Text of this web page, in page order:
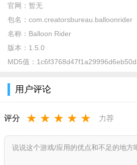
官网： 暂无
包名： com.creatorsbureau.balloonrider
名称： Balloon Rider
版本： 1.5.0
MD5值：
用户评论
评分 ★ ★ ★ ★ ★ 力荐